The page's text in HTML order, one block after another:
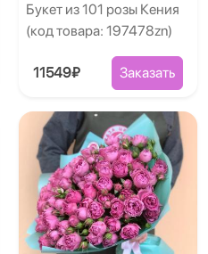
Букет из 101 розы Кения
(код товара: 197478zn)
11549₽ Заказать